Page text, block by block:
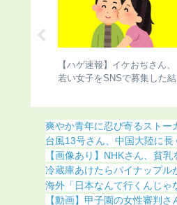
【チビ速報】骨延長失敗で脚
切断のこびさん、お気持ち表
爽やか青年に忍び寄るストー
台風13号さん、中国大陸に長
【画像あり】NHKさん、貧
冷蔵庫あけたらパイナップル
海外「日本なんて行くんじゃ
【動画】甲子園の女性審判